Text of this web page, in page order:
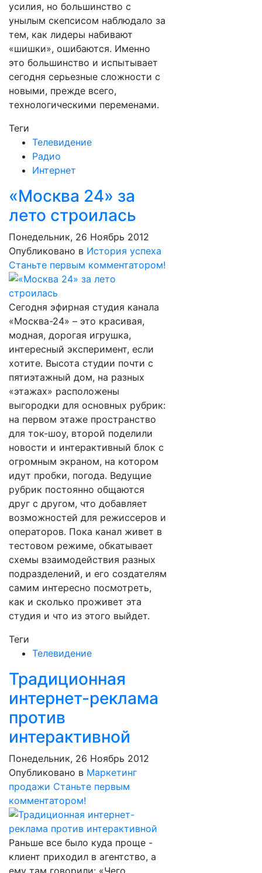
усилия, но большинство с
унылым скепсисом наблюдало за
тем, как лидеры набивают
«шишки», ошибаются. Именно
это большинство и испытывает
сегодня серьезные сложности с
новыми, прежде всего,
технологическими переменами.
Теги
Телевидение
Радио
Интернет
«Москва 24» за
лето строилась
Понедельник, 26 Ноябрь 2012
Опубликовано в История успеха
Станьте первым комментатором!
Сегодня эфирная студия канала
«Москва-24» – это красивая,
модная, дорогая игрушка,
интересный эксперимент, если
хотите. Высота студии почти с
пятиэтажный дом, на разных
«этажах» расположены
выгородки для основных рубрик:
на первом этаже пространство
для ток-шоу, второй поделили
новости и интерактивный блок с
огромным экраном, на котором
идут пробки, погода. Ведущие
рубрик постоянно общаются
друг с другом, что добавляет
возможностей для режиссеров и
операторов. Пока канал живет в
тестовом режиме, обкатывает
схемы взаимодействия разных
подразделений, и его создателям
самим интересно посмотреть,
как и сколько проживет эта
студия и что из этого выйдет.
Теги
Телевидение
Традиционная
интернет-реклама
против
интерактивной
Понедельник, 26 Ноябрь 2012
Опубликовано в Маркетинг
продажи Станьте первым
комментатором!
Раньше все было куда проще -
клиент приходил в агентство, а
ему там говорили: «Чего